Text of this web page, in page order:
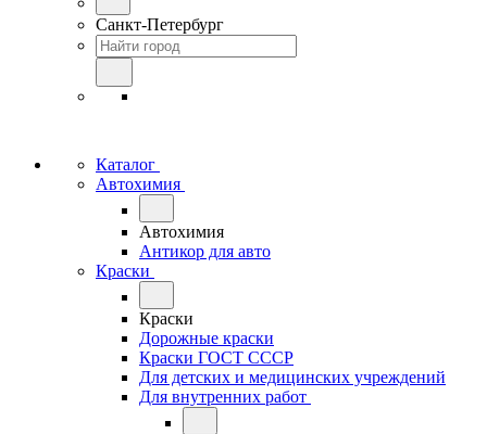
Санкт-Петербург
Каталог
Автохимия
Автохимия
Антикор для авто
Краски
Краски
Дорожные краски
Краски ГОСТ СССР
Для детских и медицинских учреждений
Для внутренних работ